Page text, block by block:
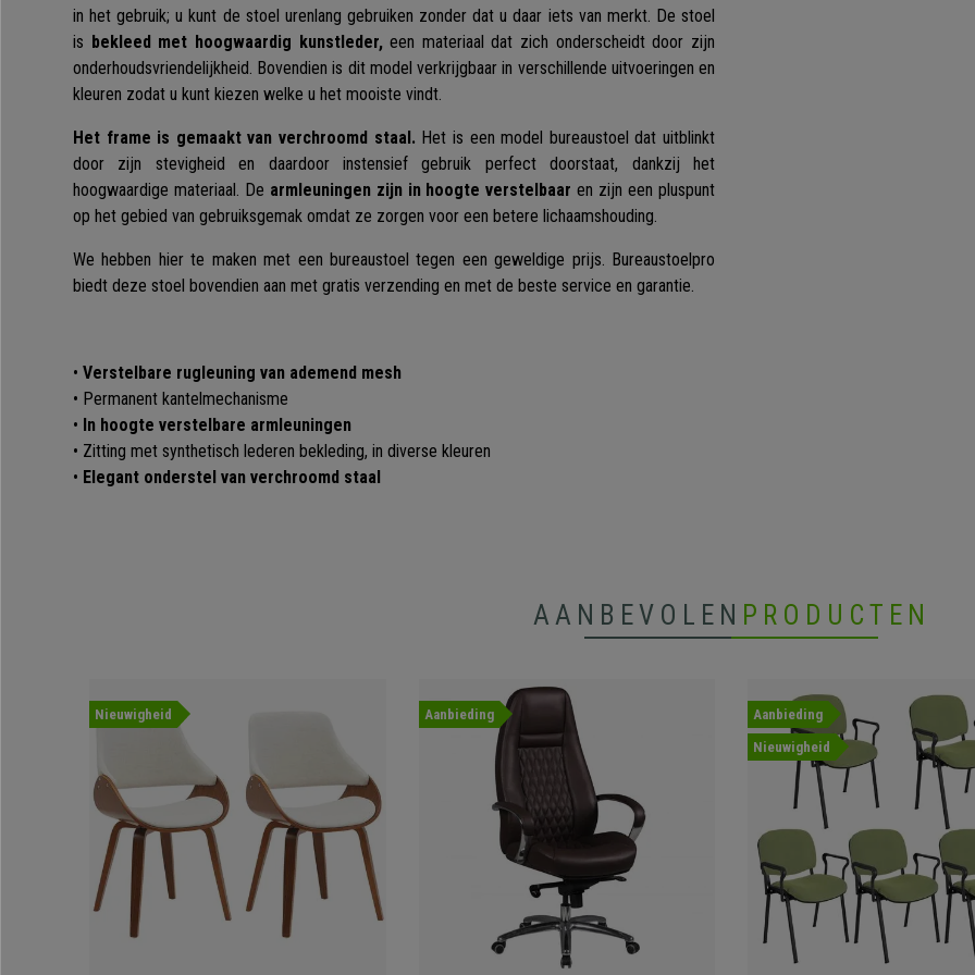
in het gebruik; u kunt de stoel urenlang gebruiken zonder dat u daar iets van merkt. De stoel
is bekleed met hoogwaardig kunstleder,een materiaal dat zich onderscheidt door zijn
onderhoudsvriendelijkheid. Bovendien is dit model verkrijgbaar in verschillende uitvoeringen en
kleuren zodat u kunt kiezen welke u het mooiste vindt.
Het frame is gemaakt van verchroomd staal. Het is een model bureaustoel dat uitblinkt
door zijn stevigheid en daardoor instensief gebruik perfect doorstaat, dankzij het
hoogwaardige materiaal. De armleuningen zijn in hoogte verstelbaar en zijn een pluspunt
op het gebied van gebruiksgemak omdat ze zorgen voor een betere lichaamshouding.
We hebben hier te maken met een bureaustoel tegen een geweldige prijs. Bureaustoelpro
biedt deze stoel bovendien aan met gratis verzending en met de beste service en garantie.
• Verstelbare rugleuning van ademend mesh
• Permanent kantelmechanisme
• In hoogte verstelbare armleuningen
• Zitting met synthetisch lederen bekleding, in diverse kleuren
• Elegant onderstel van verchroomd staal
AANBEVOLEN PRODUCTEN
Nieuwigheid Aanbieding
Aanbieding
Nieuwigheid